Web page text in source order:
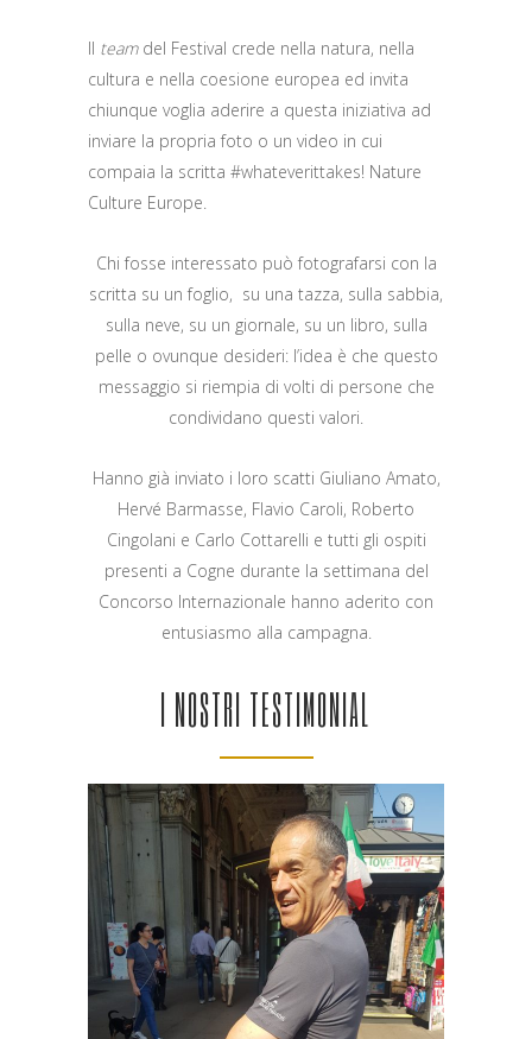
Il teamdel Festival crede nella natura, nella
cultura e nella coesione europea ed invita
chiunque voglia aderire a questa iniziativa ad
inviare la propria foto o un video in cui
compaia la scritta #whateverittakes! Nature
Culture Europe.
Chi fosse interessato può fotografarsi con la
scritta su un foglio, su una tazza, sulla sabbia,
sulla neve, su un giornale, su un libro, sulla
pelle o ovunque desideri: l’idea è che questo
messaggio si riempia di volti di persone che
condividano questi valori.
Hanno già inviato i loro scatti Giuliano Amato,
Hervé Barmasse, Flavio Caroli, Roberto
Cingolani e Carlo Cottarelli e tutti gli ospiti
presenti a Cogne durante la settimana del
Concorso Internazionale hanno aderito con
entusiasmo alla campagna.
I NOSTRI TESTIMONIAL